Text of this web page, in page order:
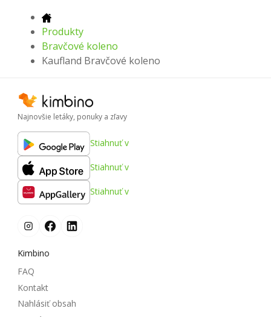
Produkty
Bravčové koleno
Kaufland Bravčové koleno
Najnovšie letáky, ponuky a zľavy
Stiahnuť v
Stiahnuť v
Stiahnuť v
Kimbino
FAQ
Kontakt
Nahlásiť obsah